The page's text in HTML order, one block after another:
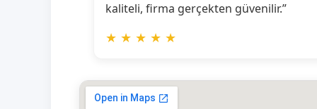
kaliteli, firma gerçekten güvenilir.”
★ ★ ★ ★ ★